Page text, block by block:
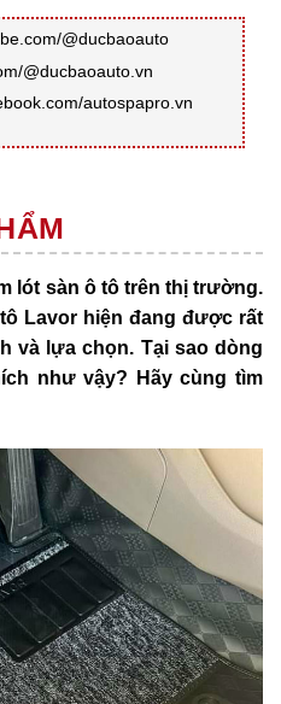
@ducbaoauto
@ducbaoauto.vn
autospapro.vn
lót sàn ô tô trên thị trường.
Lavor hiện đang được rất
và lựa chọn. Tại sao dòng
như vậy? Hãy cùng tìm